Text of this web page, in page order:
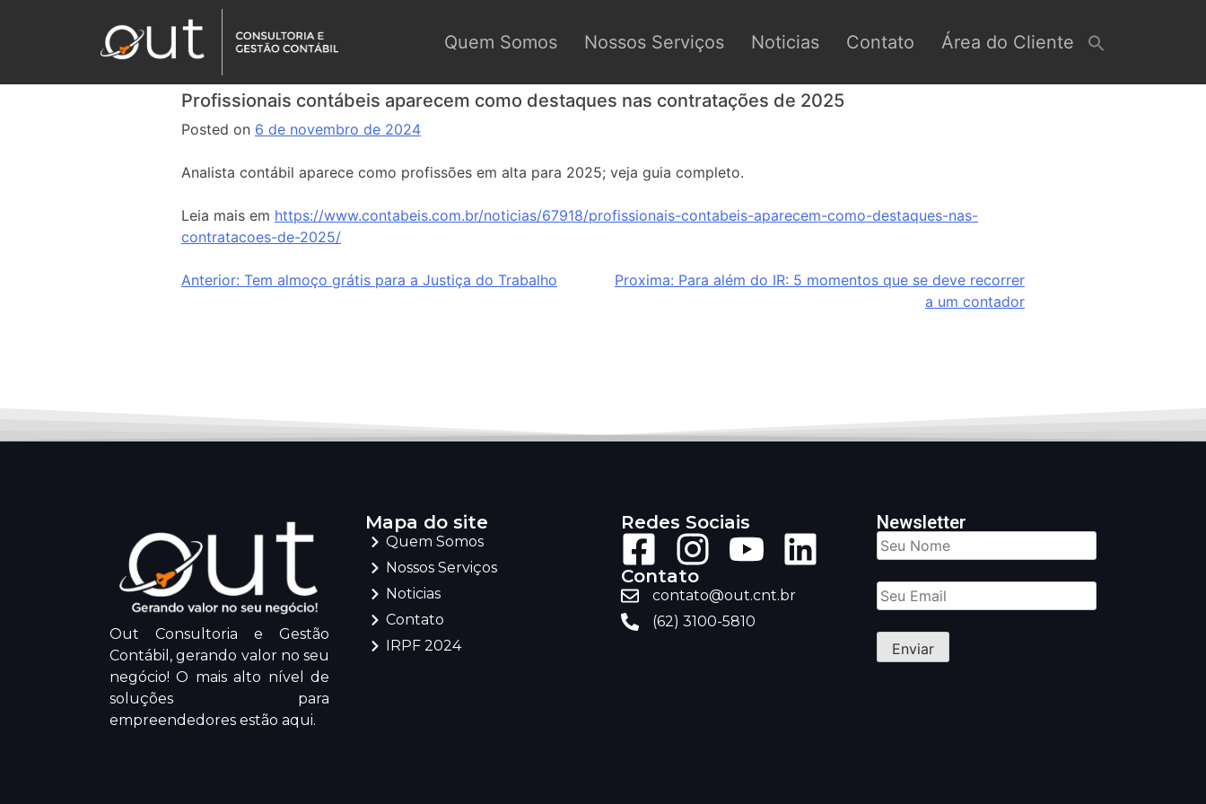
Quem Somos Nossos Serviços Noticias Contato Área do Cliente
Profissionais contábeis aparecem como destaques nas contratações de 2025
Posted on 6 de novembro de 2024
Analista contábil aparece como profissões em alta para 2025; veja guia completo.
Leia mais em https://www.contabeis.com.br/noticias/67918/profissionais-contabeis-aparecem-como-destaques-nas-
contratacoes-de-2025/
Anterior: Tem almoço grátis para a Justiça do Trabalho Proxima: Para além do IR: 5 momentos que se deve recorrer
a um contador
Out Consultoria e Gestão
Contábil, gerando valor no seu
negócio! O mais alto nível de
soluções para
empreendedores estão aqui.
Mapa do site
Quem Somos
Nossos Serviços
Noticias
Contato
IRPF 2024
Redes Sociais
Contato
contato@out.cnt.br
(62) 3100-5810
Newsletter